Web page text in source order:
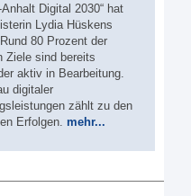
Anhalt Digital 2030“ hat
Lydia Hüskens
80 Prozent der
Ziele sind bereits
aktiv in Bearbeitung.
digitaler
zählt zu den
Erfolgen. mehr...